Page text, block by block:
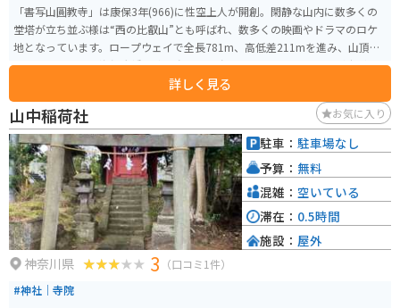
「書写山圓教寺」は康保3年(966)に性空上人が開創。閑静な山内に数多くの
堂塔が立ち並ぶ様は“西の比叡山”とも呼ばれ、数多くの映画やドラマのロケ
地となっています。ロープウェイで全長781m、高低差211mを進み、山頂へ
近付くたびに明石海峡大橋、淡路島、小豆島、四国、と眼前の景色が広がり
詳しく見る
山中稲荷社 お気に入り
神奈川県 3 （口コミ1件）
#神社｜寺院
駐車： 駐車場なし
予算： 無料
混雑： 空いている
滞在： 0.5時間
施設： 屋外